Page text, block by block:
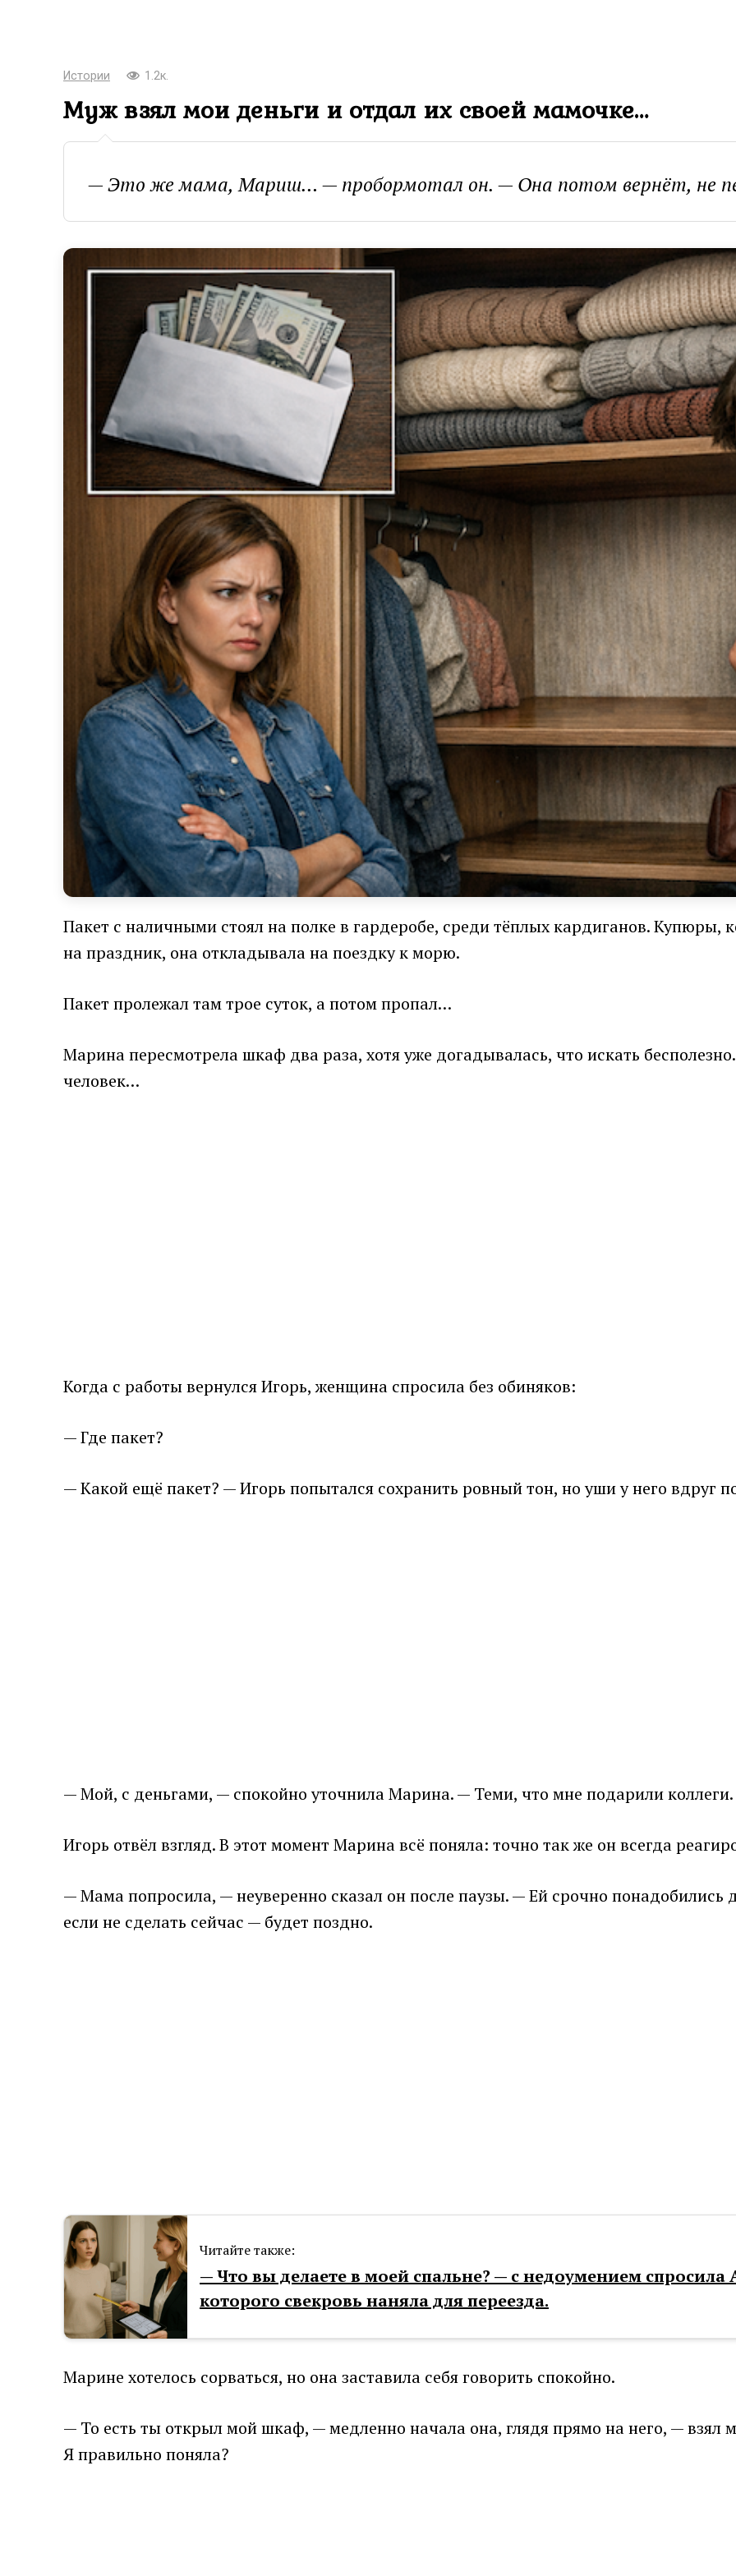
Истории 1.2к.
Муж взял мои деньги и отдал их своей мамочке…
— Это же мама, Мариш… — пробормотал он. — Она потом вернёт, не
Пакет с наличными стоял на полке в гардеробе, среди тёплых кардиганов. Купюры,
на праздник, она откладывала на поездку к морю.
Пакет пролежал там трое суток, а потом пропал…
Марина пересмотрела шкаф два раза, хотя уже догадывалась, что искать
человек…
Когда с работы вернулся Игорь, женщина спросила без обиняков:
— Где пакет?
— Какой ещё пакет? — Игорь попытался сохранить ровный тон, но уши у него вдруг
— Мой, с деньгами, — спокойно уточнила Марина. — Теми, что мне подарили коллеги.
Игорь отвёл взгляд. В этот момент Марина всё поняла: точно так же он всегда
— Мама попросила, — неуверенно сказал он после паузы. — Ей срочно понадобились
если не сделать сейчас — будет поздно.
Читайте также:
— Что вы делаете в моей спальне? — с недоумением
которого свекровь наняла для переезда.
Марине хотелось сорваться, но она заставила себя говорить спокойно.
— То есть ты открыл мой шкаф, — медленно начала она, глядя прямо на него, — взял
Я правильно поняла?